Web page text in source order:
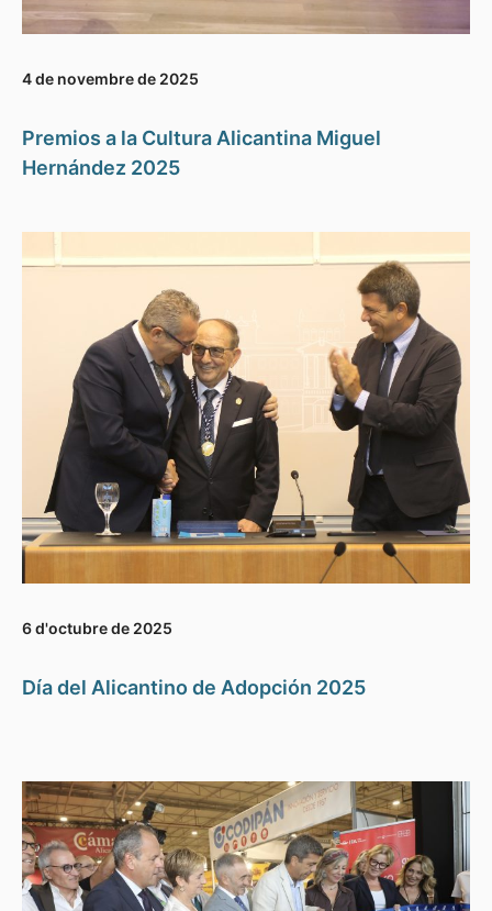
4 de novembre de 2025
Premios a la Cultura Alicantina Miguel
Hernández 2025
6 d'octubre de 2025
Día del Alicantino de Adopción 2025